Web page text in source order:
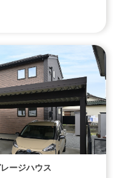
ージハウス